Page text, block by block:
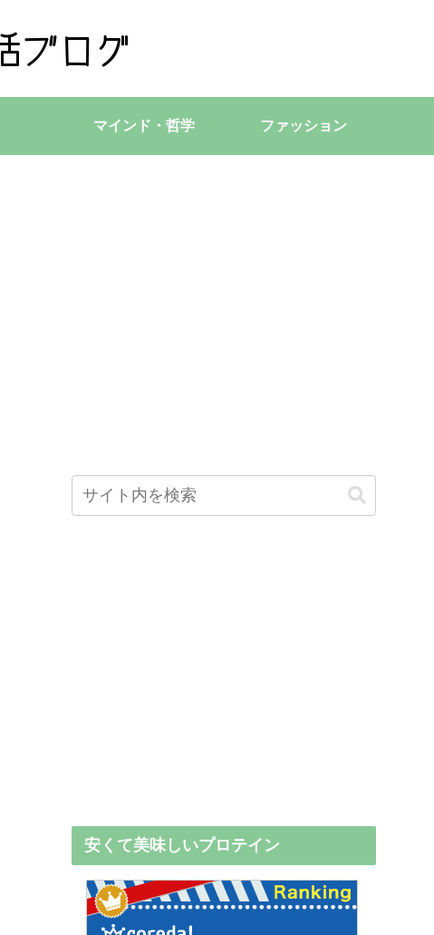
マインド・哲学 ファッション
安くて美味しいプロテイン